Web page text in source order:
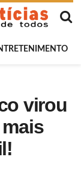
virou